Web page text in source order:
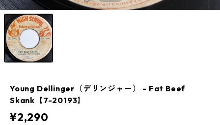
Young Dellinger（デリンジャー） - Fat Beef
Skank【7-20193】
¥2,290